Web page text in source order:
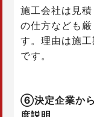
施工会社は見
の仕方なども
す。理由は施
です。
⑥決定企業から